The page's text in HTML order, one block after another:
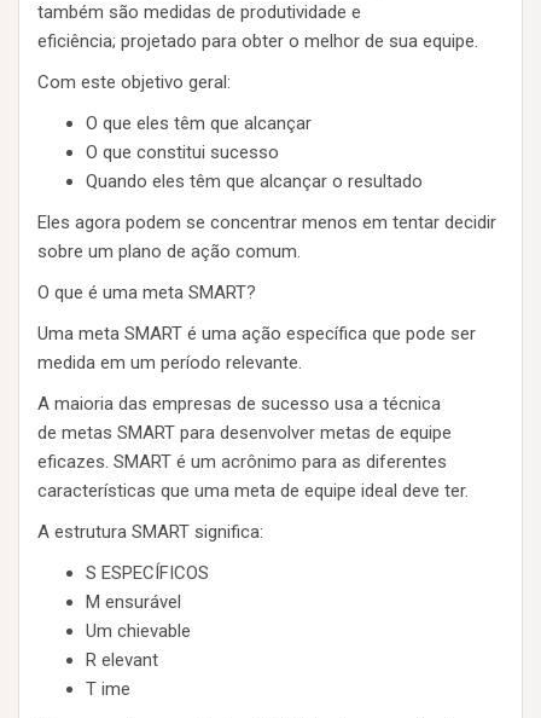
também são medidas de produtividade e
eficiência; projetado para obter o melhor de sua equipe.
Com este objetivo geral:
O que eles têm que alcançar
O que constitui sucesso
Quando eles têm que alcançar o resultado
Eles agora podem se concentrar menos em tentar decidir
sobre um plano de ação comum.
O que é uma meta SMART?
Uma meta SMART é uma ação específica que pode ser
medida em um período relevante.
A maioria das empresas de sucesso usa a técnica
de metas SMART para desenvolver metas de equipe
eficazes. SMART é um acrônimo para as diferentes
características que uma meta de equipe ideal deve ter.
A estrutura SMART significa:
S ESPECÍFICOS
M ensurável
Um chievable
R elevant
T ime